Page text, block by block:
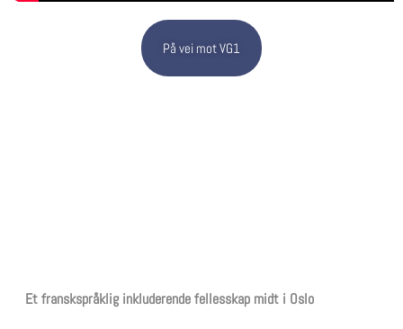
På vei mot VG1
Et franskspråklig inkluderende fellesskap midt i Oslo